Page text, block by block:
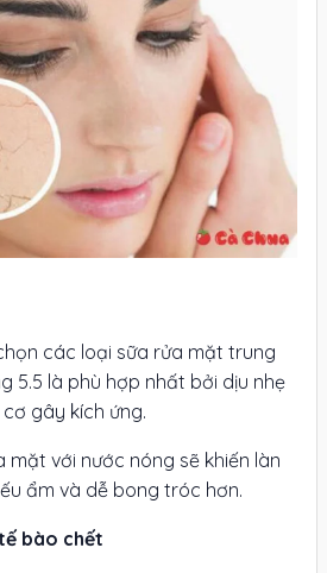
các loại sữa rửa mặt trung
5.5 là phù hợp nhất bởi dịu nhẹ
gây kích ứng.
mặt với nước nóng sẽ khiến làn
ẩm và dễ bong tróc hơn.
bào chết